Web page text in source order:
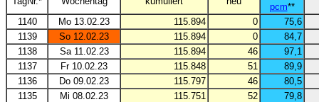
pcm**
1140
Mo 13.02.23 115.894 0
75,6
1139
So 12.02.23 115.894 0
84,7
1138
Sa 11.02.23 115.894 46
97,1
1137
Fr 10.02.23 115.848 51
89,9
1136
Do 09.02.23 115.797 46
80,5
1135
Mi 08.02.23 115.751 52
79,8